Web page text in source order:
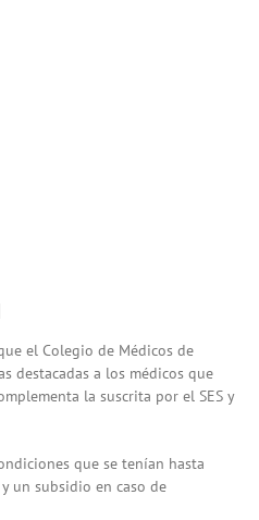
el Colegio de Médicos de
destacadas a los médicos que
la suscrita por el SES y
que se tenían hasta
un subsidio en caso de